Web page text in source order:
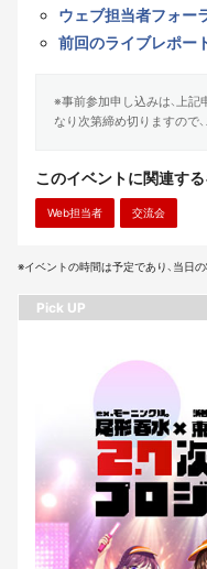
ウェブ担当者フォー
前回のライブレポー
※事前参加申し込みは、上
なり次第締め切りますので、
このイベントに関連す
Web担当者 交流会
※イベントの時間は予定であり、当日
Pick UP